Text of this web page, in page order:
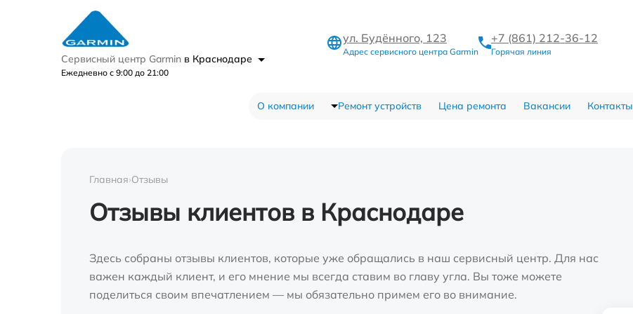
Сервисный центр Garmin в Краснодаре
Ежедневно с 9:00 до 21:00
ул. Будённого, 123
Адрес сервисного центра Garmin
+7 (861) 212-36-12
Горячая линия
О компании Ремонт устройств Цена ремонта Вакансии Контакты
Главная›Отзывы
Отзывы клиентов в Краснодаре
Здесь собраны отзывы клиентов, которые уже обращались в наш сервисный центр. Для нас
важен каждый клиент, и его мнение мы всегда ставим во главу угла. Вы тоже можете
поделиться своим впечатлением — мы обязательно примем его во внимание.